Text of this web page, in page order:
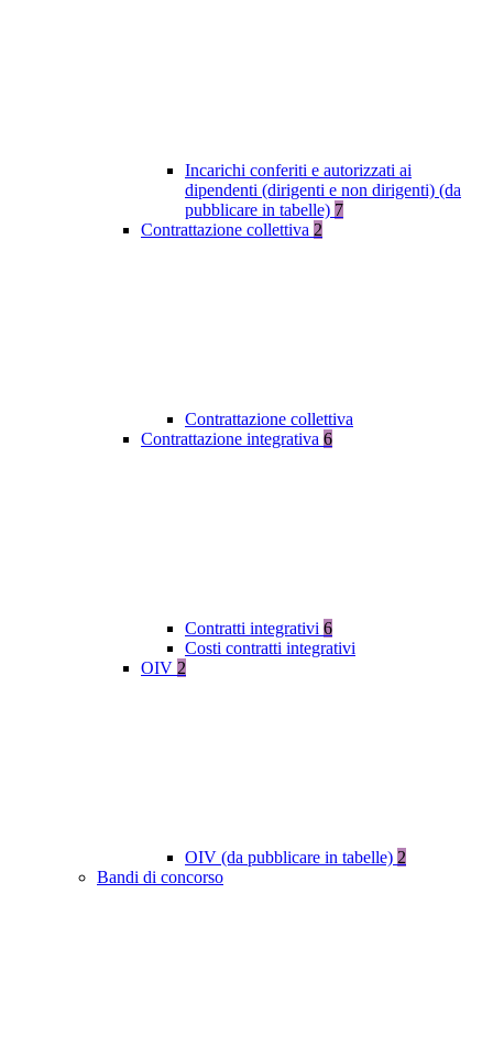
Incarichi conferiti e autorizzati ai
dipendenti (dirigenti e non dirigenti) (da
pubblicare in tabelle) 7
Contrattazione collettiva 2
Contrattazione collettiva
Contrattazione integrativa 6
Contratti integrativi 6
Costi contratti integrativi
OIV 2
OIV (da pubblicare in tabelle) 2
Bandi di concorso